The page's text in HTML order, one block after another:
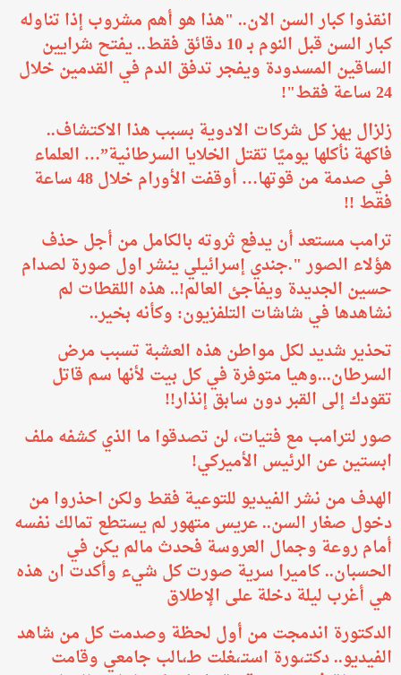
انقذوا كبار السن الان.. "هذا هو أهم مشروب إذا تناوله
كبار السن قبل النوم بـ 10 دقائق فقط.. يفتح شرايين
الساقين المسدودة ويفجر تدفق الدم في القدمين خلال
24 ساعة فقط"!
زلزال يهز كل شركات الادوية بسبب هذا الاكتشاف..
فاكهة نأكلها يوميًا تقتل الخلايا السرطانية”… العلماء
في صدمة من قوتها… أوقفت الأورام خلال 48 ساعة
فقط !!
ترامب مستعد أن يدفع ثروته بالكامل من أجل حذف
هؤلاء الصور ".جندي إسرائيلي ينشر اول صورة لصدام
حسين الجديدة ويفاجئ العالم!.. هذه اللقطات لم
نشاهدها في شاشات التلفزيون: وكأنه بخير..
تحذير شديد لكل مواطن هذه العشبة تسبب مرض
السرطان...وهيا متوفرة في كل بيت لأنها سم قاتل
تقودك إلى القبر دون سابق إنذار!!
صور لترامب مع فتيات، لن تصدقوا ما الذي كشفه ملف
ابستين عن الرئيس الأميركي!
الهدف من نشر الفيديو للتوعية فقط ولكن احذروا من
دخول صغار السن.. عريس متهور لم يستطع تمالك نفسه
أمام روعة وجمال العروسة فحدث مالم يكن في
الحسبان.. كاميرا سرية صورت كل شيء وأكدت ان هذه
هي أغرب ليلة دخلة على الإطلاق
الدكتورة اندمجت من أول لحظة وصدمت كل من شاهد
الفيديو.. دكتـ،ـورة استـ،ـغلت طـ،ـالب جامعي وقامت